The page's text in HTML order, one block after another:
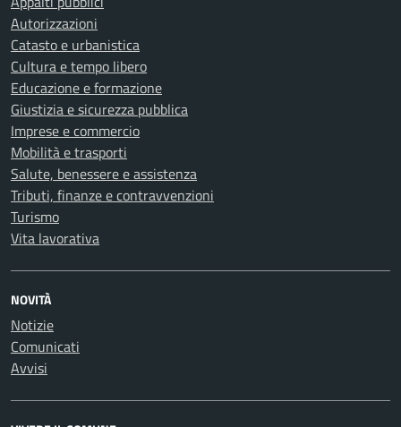
Autorizzazioni
Catasto e urbanistica
Cultura e tempo libero
Educazione e formazione
Giustizia e sicurezza pubblica
Imprese e commercio
Mobilità e trasporti
Salute, benessere e assistenza
Tributi, finanze e contravvenzioni
Turismo
Vita lavorativa
NOVITÀ
Notizie
Comunicati
Avvisi